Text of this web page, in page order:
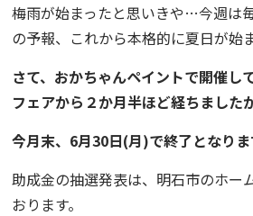
梅雨が始まったと思いきや…今週は
の予報、これから本格的に夏日が始
さて、おかちゃんペイントで開催し
フェアから２か月半ほど経ちましたが
今月末、6月30日(月)で終了となりま
助成金の抽選発表は、明石市のホー
おります。